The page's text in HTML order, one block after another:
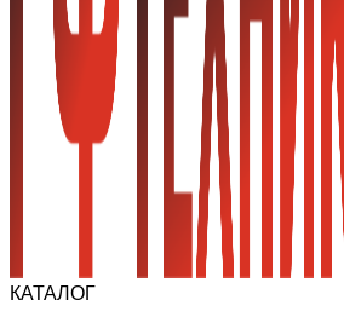
КАТАЛОГ